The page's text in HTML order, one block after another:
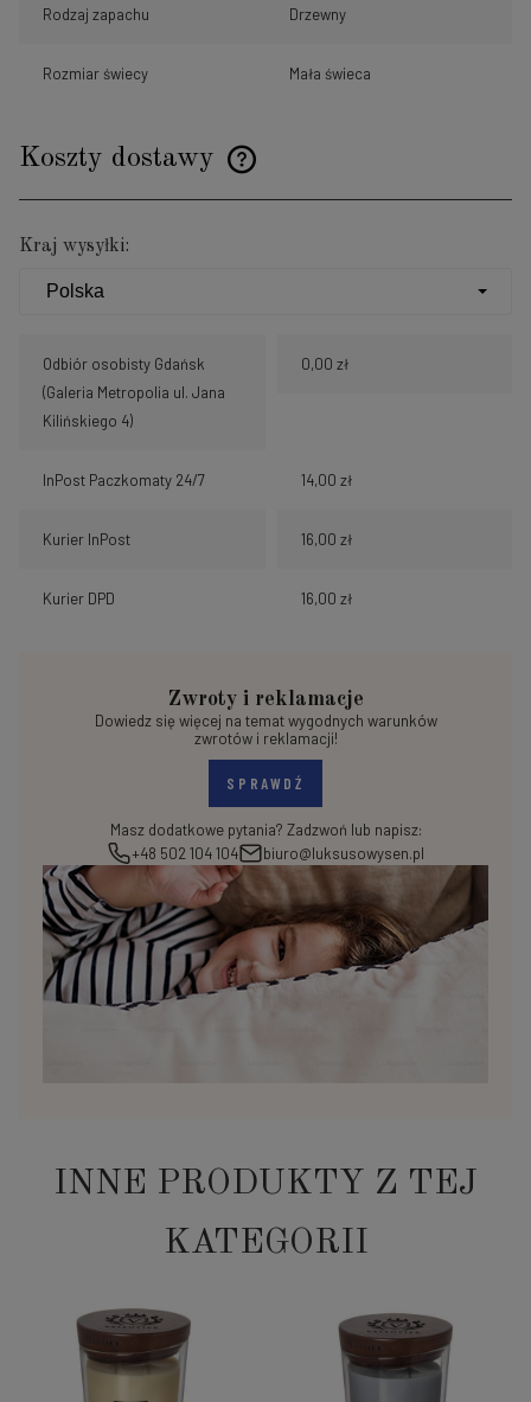
Rodzaj zapachu Drzewny
Rozmiar świecy Mała świeca
Koszty dostawy
Cena nie zawiera ewentualnych kosztów płatności
Kraj wysyłki:
Odbiór osobisty Gdańsk
(Galeria Metropolia ul. Jana
Kilińskiego 4)
0,00 zł
InPost Paczkomaty 24/7 14,00 zł
Kurier InPost 16,00 zł
Kurier DPD 16,00 zł
Zwroty i reklamacje
Dowiedz się więcej na temat wygodnych warunków
zwrotów i reklamacji!
SPRAWDŹ
Masz dodatkowe pytania? Zadzwoń lub napisz:
+48 502 104 104
biuro@luksusowysen.pl
INNE PRODUKTY Z TEJ
KATEGORII